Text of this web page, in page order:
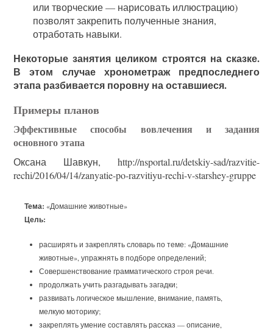
или творческие — нарисовать иллюстрацию)
позволят закрепить полученные знания,
отработать навыки.
Некоторые занятия целиком строятся на сказке.
В этом случае хронометраж предпоследнего
этапа разбивается поровну на оставшиеся.
Примеры планов
Эффективные способы вовлечения и задания
основного этапа
Оксана Шавкун, http://nsportal.ru/detskiy-sad/razvitie-
rechi/2016/04/14/zanyatie-po-razvitiyu-rechi-v-starshey-gruppe
Тема: «Домашние животные»
Цель:
расширять и закреплять словарь по теме: «Домашние
животные», упражнять в подборе определений;
Совершенствование грамматического строя речи.
продолжать учить разгадывать загадки;
развивать логическое мышление, внимание, память,
мелкую моторику;
закреплять умение составлять рассказ — описание,